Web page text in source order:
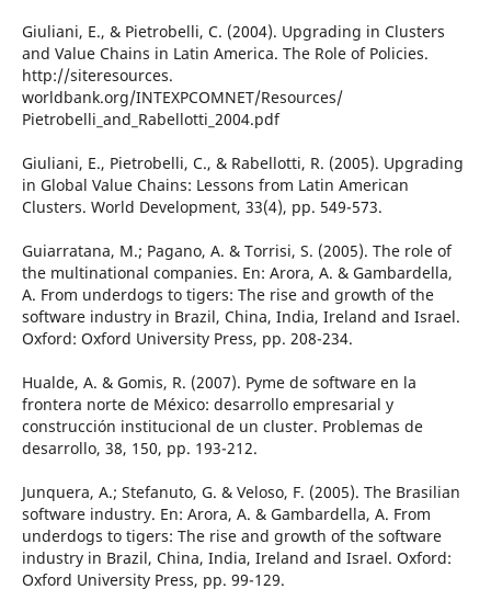
Giuliani, E., & Pietrobelli, C. (2004). Upgrading in Clusters
and Value Chains in Latin America. The Role of Policies.
http://siteresources.
worldbank.org/INTEXPCOMNET/Resources/
Pietrobelli_and_Rabellotti_2004.pdf
Giuliani, E., Pietrobelli, C., & Rabellotti, R. (2005). Upgrading
in Global Value Chains: Lessons from Latin American
Clusters. World Development, 33(4), pp. 549-573.
Guiarratana, M.; Pagano, A. & Torrisi, S. (2005). The role of
the multinational companies. En: Arora, A. & Gambardella,
A. From underdogs to tigers: The rise and growth of the
software industry in Brazil, China, India, Ireland and Israel.
Oxford: Oxford University Press, pp. 208-234.
Hualde, A. & Gomis, R. (2007). Pyme de software en la
frontera norte de México: desarrollo empresarial y
construcción institucional de un cluster. Problemas de
desarrollo, 38, 150, pp. 193-212.
Junquera, A.; Stefanuto, G. & Veloso, F. (2005). The Brasilian
software industry. En: Arora, A. & Gambardella, A. From
underdogs to tigers: The rise and growth of the software
industry in Brazil, China, India, Ireland and Israel. Oxford:
Oxford University Press, pp. 99-129.